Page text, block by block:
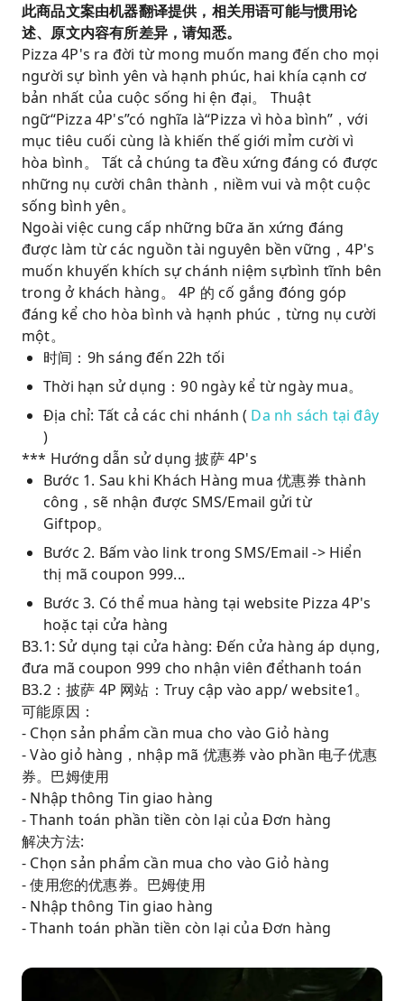
此商品文案由机器翻译提供，相关用语可能与惯用论
述、原文内容有所差异，请知悉。
Pizza 4P's ra đời từ mong muốn mang đến cho mọi
người sự bình yên và hạnh phúc, hai khía cạnh cơ
bản nhất của cuộc sống hi ện đại。 Thuật
ngữ“Pizza 4P's”có nghĩa là“Pizza vì hòa bình”，với
mục tiêu cuối cùng là khiến thế giới mỉm cười vì
hòa bình。 Tất cả chúng ta đều xứng đáng có được
những nụ cười chân thành，niềm vui và một cuộc
sống bình yên。
Ngoài việc cung cấp những bữa ăn xứng đáng
được làm từ các nguồn tài nguyên bền vững，4P's
muốn khuyến khích sự chánh niệm sựbình tĩnh bên
trong ở khách hàng。 4P 的 cố gắng đóng góp
đáng kể cho hòa bình và hạnh phúc，từng nụ cười
một。
时间：9h sáng đến 22h tối
Thời hạn sử dụng：90 ngày kể từ ngày mua。
Địa chỉ: Tất cả các chi nhánh ( Da nh sách tại đây
)
*** Hướng dẫn sử dụng 披萨 4P's
Bước 1. Sau khi Khách Hàng mua 优惠券 thành
công，sẽ nhận được SMS/Email gửi từ
Giftpop。
Bước 2. Bấm vào link trong SMS/Email -> Hiển
thị mã coupon 999...
Bước 3. Có thể mua hàng tại website Pizza 4P's
hoặc tại cửa hàng
B3.1: Sử dụng tại cửa hàng: Đến cửa hàng áp dụng,
đưa mã coupon 999 cho nhận viên đểthanh toán
B3.2：披萨 4P 网站：Truy cập vào app/ website1。
可能原因：
- Chọn sản phẩm cần mua cho vào Giỏ hàng
- Vào giỏ hàng，nhập mã 优惠券 vào phần 电子优惠
券。巴姆使用
- Nhập thông Tin giao hàng
- Thanh toán phần tiền còn lại của Đơn hàng
解决方法:
- Chọn sản phẩm cần mua cho vào Giỏ hàng
- 使用您的优惠券。巴姆使用
- Nhập thông Tin giao hàng
- Thanh toán phần tiền còn lại của Đơn hàng